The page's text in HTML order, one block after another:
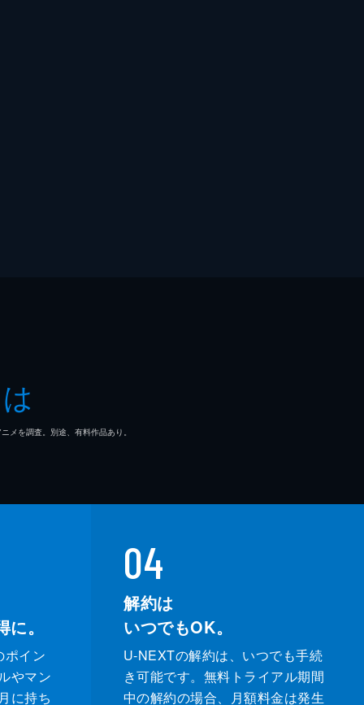
を調査。別途、有料作品あり。
。
ポイン
やマン
に持ち
04
解約は
いつでもOK。
U-NEXTの解約は、いつでも手続
き可能です。無料トライアル期間
中の解約の場合、月額料金は発生